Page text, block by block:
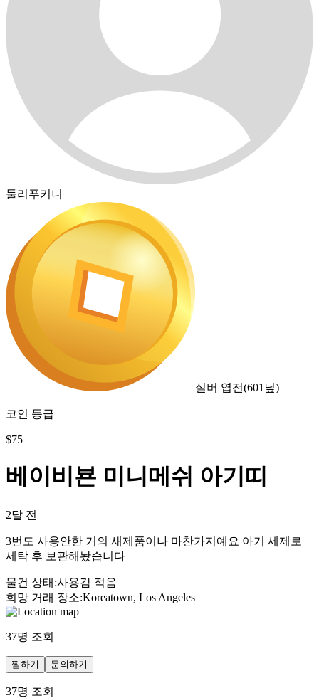
둘리푸키니
실버 엽전(601 닢)
코인 등급
$75
베이비뵨 미니메쉬 아기띠
2달 전
3번도 사용안한 거의 새제품이나 마찬가지예요 아기 세제로
세탁 후 보관해놨습니다
물건 상태 :사용감 적음
희망 거래 장소:Koreatown, Los Angeles
37명 조회
찜하기 문의하기
37명 조회